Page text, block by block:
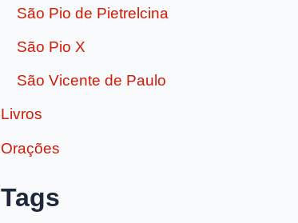
São Pio de Pietrelcina
São Pio X
São Vicente de Paulo
Livros
Orações
Tags